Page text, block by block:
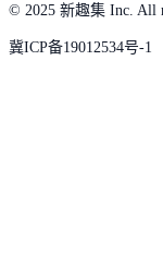
© 2025 新趣集 Inc. All
冀ICP备19012534号-1